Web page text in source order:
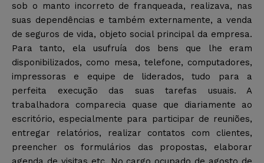
sob o manto incorreto de franqueada, realizava, nas
suas dependências e também externamente, a venda
de seguros de vida, objeto social principal da empresa.
Para tanto, ela usufruía dos bens que lhe eram
disponibilizados, como mesa, telefone, computadores,
impressoras e equipe de liderados, tudo para a
perfeita execução das suas tarefas usuais. A
trabalhadora comparecia quase que diariamente ao
escritório, especialmente para participar de reuniões,
entregar relatórios, realizar contatos com clientes,
preencher os formulários das propostas, elaborar